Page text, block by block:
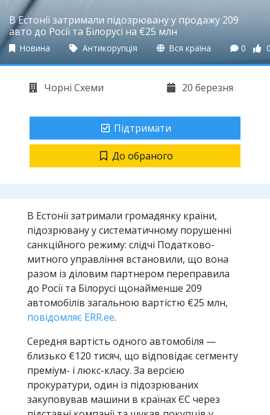
В Естонії затримали підозрювану у продажу 209
авто до Росії та Білорусі на €25 млн
Новина Антикорупція Вся країна 0
Чорні Схеми 20 березня
Підтримати
До обраного
В Естонії затримали громадянку країни,
підозрювану у систематичному порушенні
санкційного режиму: слідчі Податково-
митного управління встановили, що вона
разом із діловим партнером переправила
до Росії та Білорусі щонайменше 209
автомобілів загальною вартістю €25 млн,
повідомляє ERR.ee.
Середня вартість одного автомобіля —
близько €120 тисяч, що відповідає сегменту
преміум- і люкс-класу. За версією
прокуратури, один із підозрюваних
закуповував машини в країнах ЄС через